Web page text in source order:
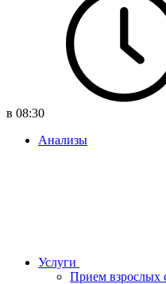
в 08:30
Анализы
Услуги
Прием взрослых